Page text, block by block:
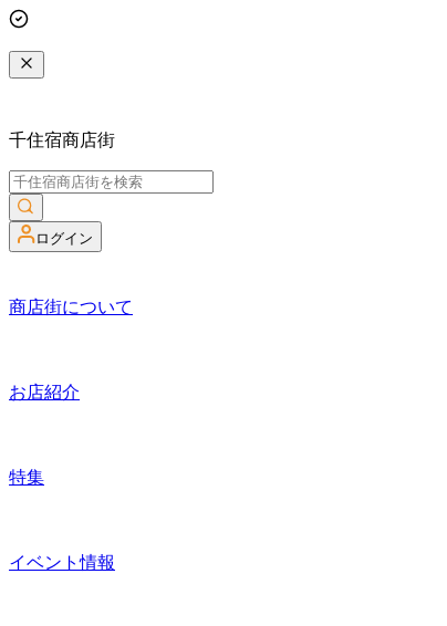
千住宿商店街
ログイン
商店街について
お店紹介
特集
イベント情報